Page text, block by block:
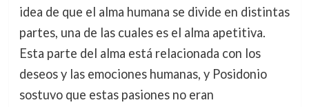
idea de que el alma humana se divide en distintas
partes, una de las cuales es el alma apetitiva.
Esta parte del alma está relacionada con los
deseos y las emociones humanas, y Posidonio
sostuvo que estas pasiones no eran